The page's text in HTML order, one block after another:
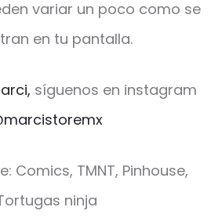
variar un poco como se
en tu pantalla.
síguenos en instagram
Comics, TMNT, Pinhouse,
ninja